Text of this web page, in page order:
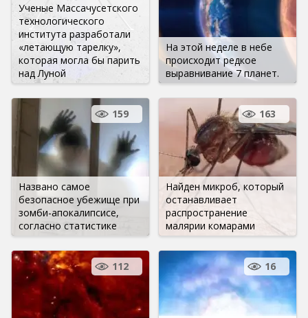
Ученые Массачусетского
технологического
института разработали
«летающую тарелку»,
которая могла бы парить
над Луной
На этой неделе в небе
происходит редкое
выравнивание 7 планет.
Названо самое
безопасное убежище при
зомби-апокалипсисе,
согласно статистике
159
Найден микроб, который
останавливает
распространение
малярии комарами
163
112 16